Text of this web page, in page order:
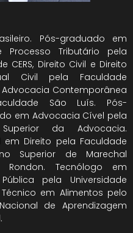
Pós-graduado em
Processo Tributário pela
CERS, Direito Civil e Direito
Civil pela Faculdade
Advocacia Contemporânea
São Luís. Pós-
em Advocacia Cível pela
da Advocacia.
em Direito pela Faculdade
Superior de Marechal
Rondon. Tecnólogo em
pela Universidade
Técnico em Alimentos pelo
de Aprendizagem